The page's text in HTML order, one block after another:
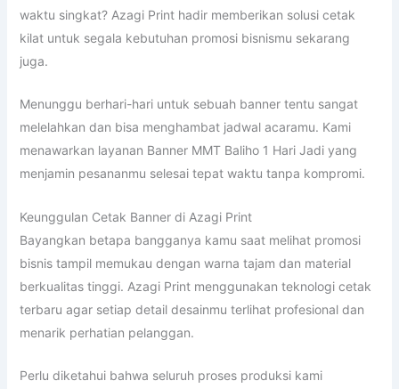
waktu singkat? Azagi Print hadir memberikan solusi cetak
kilat untuk segala kebutuhan promosi bisnismu sekarang
juga.
Menunggu berhari-hari untuk sebuah banner tentu sangat
melelahkan dan bisa menghambat jadwal acaramu. Kami
menawarkan layanan Banner MMT Baliho 1 Hari Jadi yang
menjamin pesananmu selesai tepat waktu tanpa kompromi.
Keunggulan Cetak Banner di Azagi Print
Bayangkan betapa bangganya kamu saat melihat promosi
bisnis tampil memukau dengan warna tajam dan material
berkualitas tinggi. Azagi Print menggunakan teknologi cetak
terbaru agar setiap detail desainmu terlihat profesional dan
menarik perhatian pelanggan.
Perlu diketahui bahwa seluruh proses produksi kami